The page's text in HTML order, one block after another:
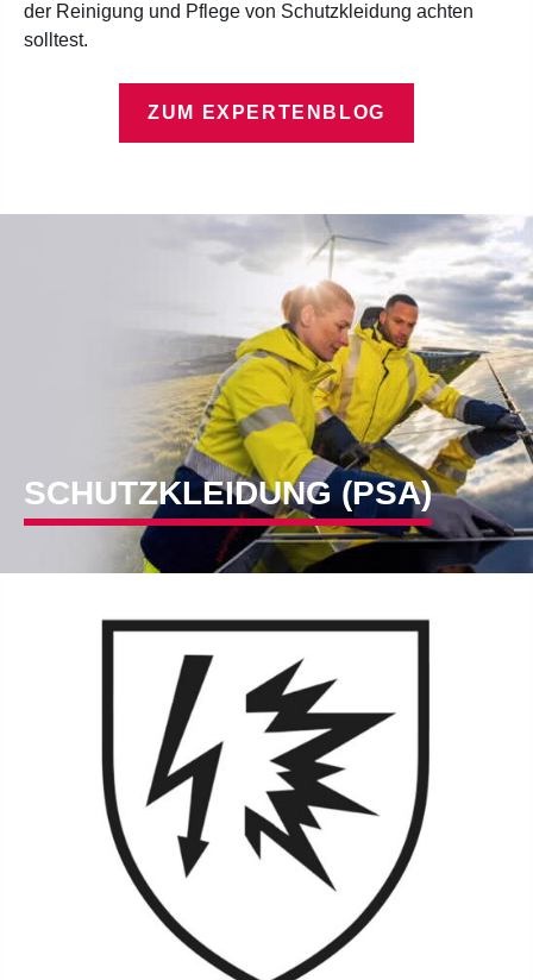
der Reinigung und Pflege von Schutzkleidung achten
solltest.
ZUM EXPERTENBLOG
SCHUTZKLEIDUNG (PSA)